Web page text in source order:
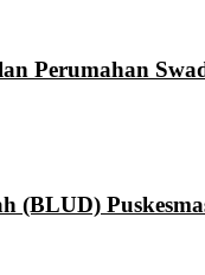
Perumahan